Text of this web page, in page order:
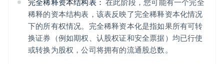
完全稀释资本结构表： 在此阶段，您可能有一个完全
稀释的资本结构表，该表反映了完全稀释资本化情况
下的所有权情况。完全稀释资本化是指如果所有可转
换证券（例如期权、认股权证和安全票据）均已行使
或转换为股权，公司将拥有的流通股总数。